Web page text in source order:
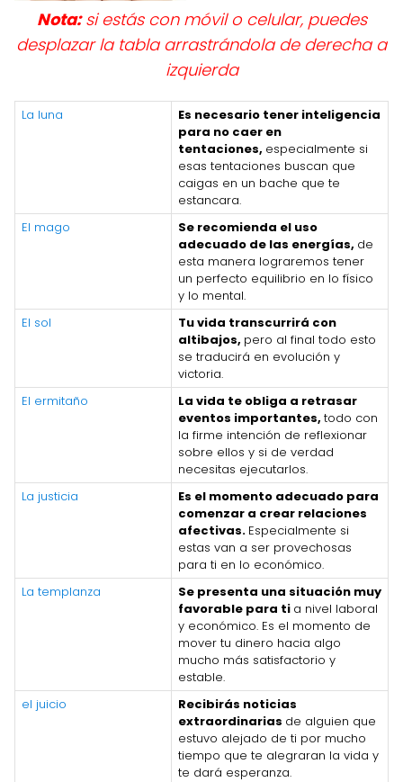
Nota:si estás con móvil o celular, puedes
desplazar la tabla arrastrándola de derecha a
izquierda
La luna
Es necesario tener inteligencia
para no caer en
tentaciones, especialmente si
esas tentaciones buscan que
caigas en un bache que te
estancara.
El mago
Se recomienda el uso
adecuado de las energías, de
esta manera lograremos tener
un perfecto equilibrio en lo físico
y lo mental.
El sol
Tu vida transcurrirá con
altibajos, pero al final todo esto
se traducirá en evolución y
victoria.
El ermitaño
La vida te obliga a retrasar
eventos importantes, todo con
la firme intención de reflexionar
sobre ellos y si de verdad
necesitas ejecutarlos.
La justicia
Es el momento adecuado para
comenzar a crear relaciones
afectivas. Especialmente si
estas van a ser provechosas
para ti en lo económico.
La templanza
Se presenta una situación muy
favorable para ti a nivel laboral
y económico. Es el momento de
mover tu dinero hacia algo
mucho más satisfactorio y
estable.
el juicio
Recibirás noticias
extraordinarias de alguien que
estuvo alejado de ti por mucho
tiempo que te alegraran la vida y
te dará esperanza.